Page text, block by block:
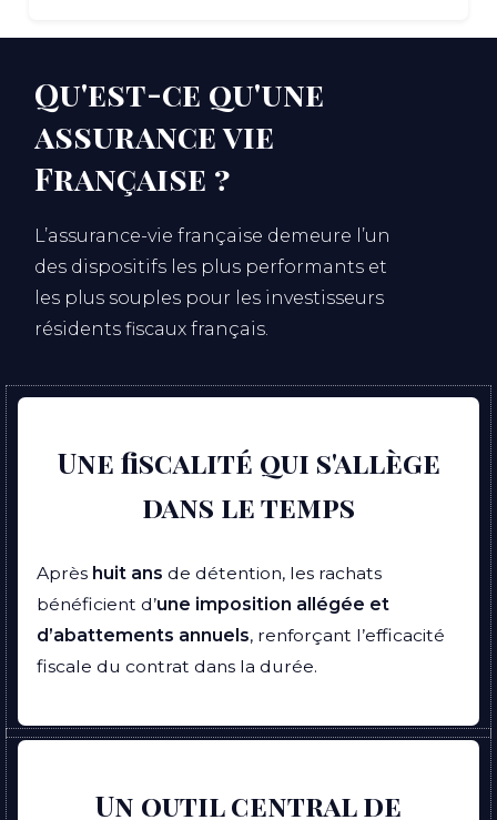
Qu'est-ce qu'une
assurance vie
Française ?
L’assurance-vie française demeure l’un
des dispositifs les plus performants et
les plus souples pour les investisseurs
résidents fiscaux français.
Une fiscalité qui s'allège
dans le temps
Après huit ans de détention, les rachats
bénéficient d’une imposition allégée et
d’abattements annuels, renforçant l’efficacité
fiscale du contrat dans la durée.
Un outil central de